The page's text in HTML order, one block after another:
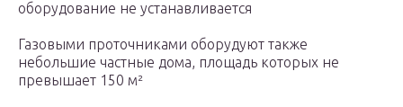
оборудование не устанавливается
Газовыми проточниками оборудуют также
небольшие частные дома, площадь которых не
превышает 150 м²